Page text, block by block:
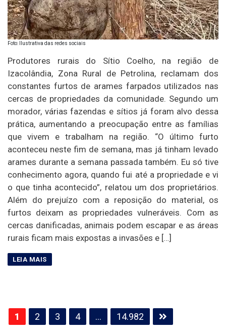
Foto: Ilustrativa das redes sociais
Produtores rurais do Sítio Coelho, na região de
Izacolândia, Zona Rural de Petrolina, reclamam dos
constantes furtos de arames farpados utilizados nas
cercas de propriedades da comunidade. Segundo um
morador, várias fazendas e sítios já foram alvo dessa
prática, aumentando a preocupação entre as famílias
que vivem e trabalham na região. “O último furto
aconteceu neste fim de semana, mas já tinham levado
arames durante a semana passada também. Eu só tive
conhecimento agora, quando fui até a propriedade e vi
o que tinha acontecido”, relatou um dos proprietários.
Além do prejuízo com a reposição do material, os
furtos deixam as propriedades vulneráveis. Com as
cercas danificadas, animais podem escapar e as áreas
rurais ficam mais expostas a invasões e […]
Paginação
de
1 2 3 4 … 14.982